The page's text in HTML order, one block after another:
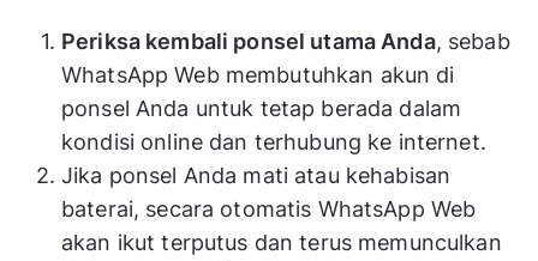
Periksa kembali ponsel utama Anda, sebab
WhatsApp Web membutuhkan akun di
ponsel Anda untuk tetap berada dalam
kondisi online dan terhubung ke internet.
Jika ponsel Anda mati atau kehabisan
baterai, secara otomatis WhatsApp Web
akan ikut terputus dan terus memunculkan